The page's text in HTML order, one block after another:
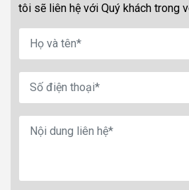
tôi sẽ liên hệ với Quý khách trong